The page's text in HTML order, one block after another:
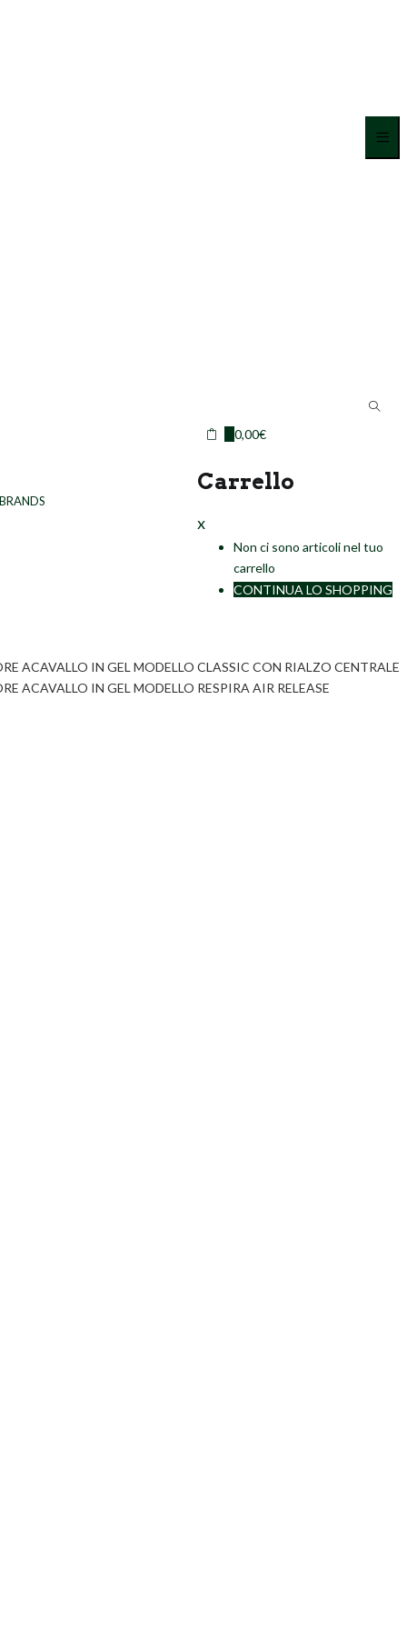
0,00€
Carrello
x
Non ci sono articoli nel tuo
carrello
CONTINUA LO SHOPPING
ACAVALLO IN GEL MODELLO CLASSIC CON RIALZO CENTRALE
ACAVALLO IN GEL MODELLO RESPIRA AIR RELEASE